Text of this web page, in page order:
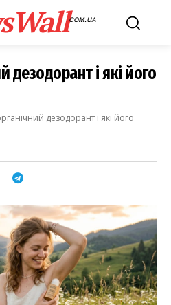
COM.UA
дезодорант і які його
дезодорант і які його